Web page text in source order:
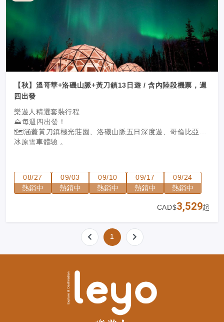
【秋】溫哥華+洛磯山脈+黃刀鎮13日遊 / 含內陸段機票，週
四出發
樂遊人精選套裝行程
⛰️每週四出發！
🗺️涵蓋黃刀鎮極光莊園、洛磯山脈五日深度遊、哥倫比亞大
冰原雪車體驗 。
08/27
熱銷中
09/03
熱銷中
09/10
熱銷中
09/17
熱銷中
09/24
熱銷中
CAD$3,529起
1